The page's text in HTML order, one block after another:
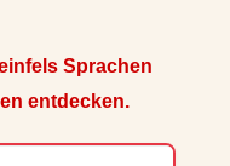
Sprachen
entdecken.